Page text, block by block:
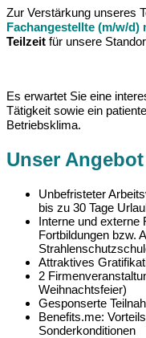
Zur Verstärkung unseres
Fachangestellte (m/w/
Teilzeit für unsere
Es erwartet Sie eine
Tätigkeit sowie ein
Betriebsklima.
Unser
Unbefristeter
bis zu 30 Tage
Interne und externe
Fortbildungen bzw.
Attraktives
2
Weihnachtsfeier)
Gesponserte
Benefits.me:
Sonderkonditionen